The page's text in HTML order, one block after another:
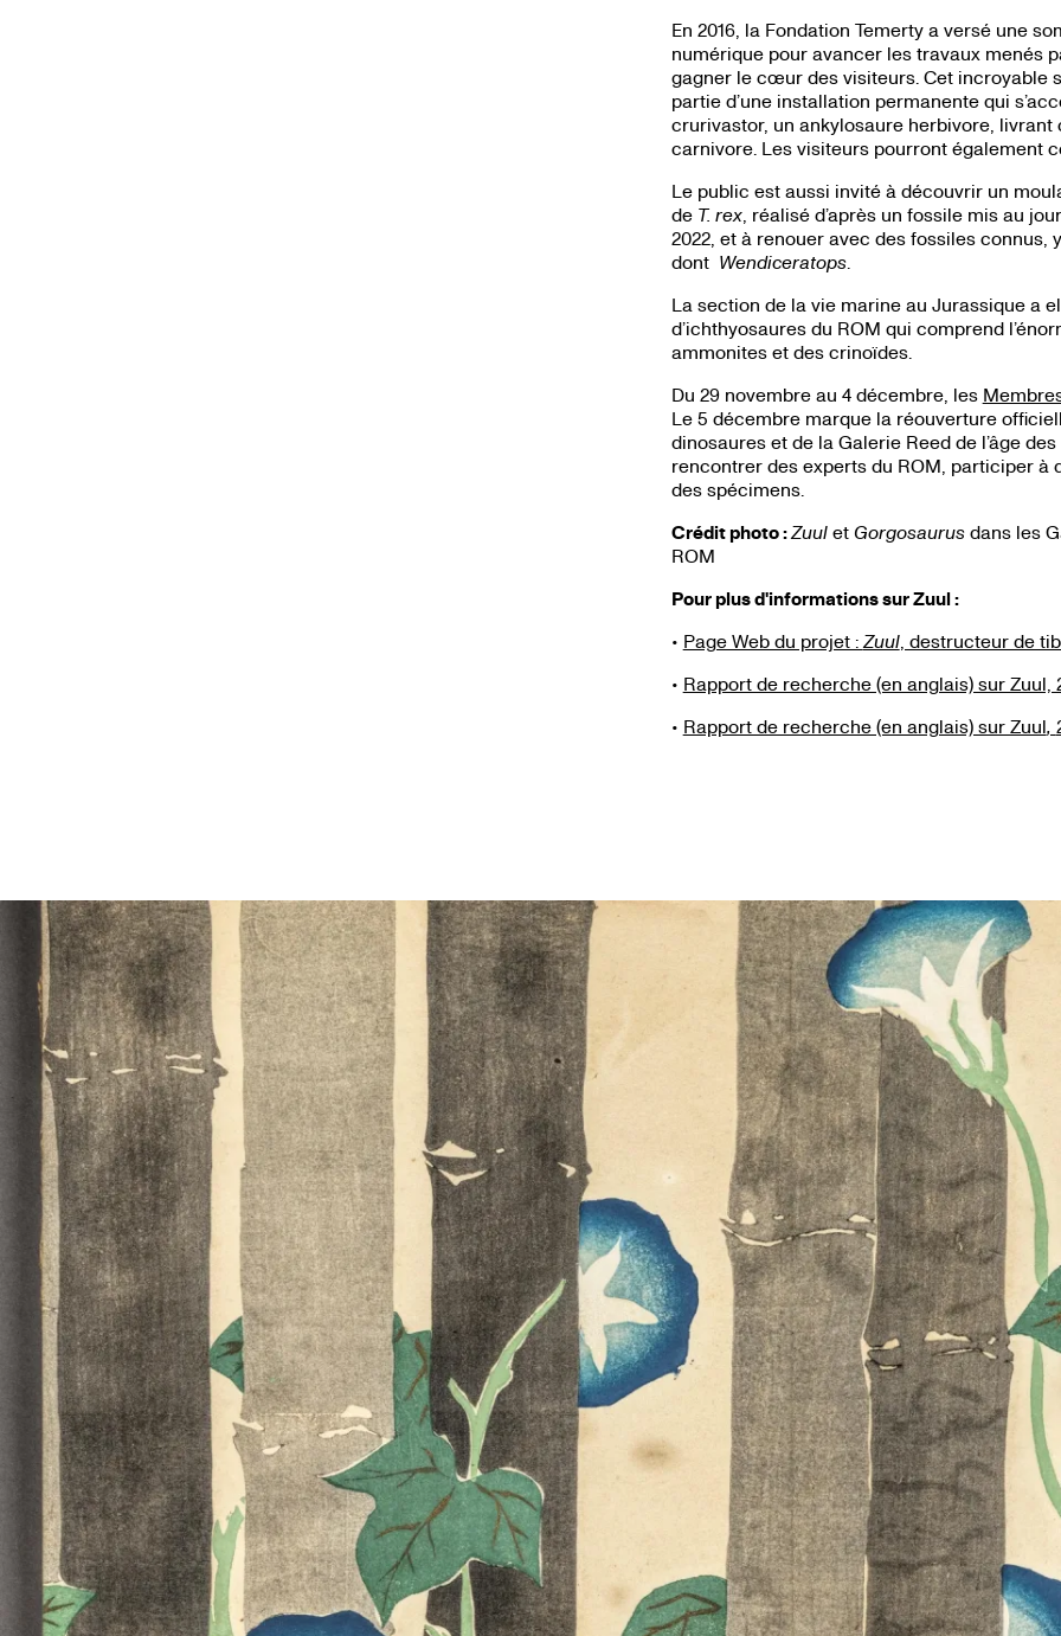
En 2016, la Fondation Temerty a versé une
numérique pour avancer les travaux menés
gagner le cœur des visiteurs. Cet incroyable
partie d’une installation permanente qui
crurivastor, un ankylosaure herbivore,
carnivore. Les visiteurs pourront également
Le public est aussi invité à découvrir un
de T. rex, réalisé d’après un fossile mis au
2022, et à renouer avec des fossiles
dont Wendiceratops.
La section de la vie marine au Jurassique a
d’ichthyosaures du ROM qui comprend
ammonites et des crinoïdes.
Du 29 novembre au 4 décembre, les
Le 5 décembre marque la réouverture
dinosaures et de la Galerie Reed de l’âge
rencontrer des experts du ROM, participer
des spécimens.
Crédit photo :Zuulet Gorgosaurusdans les
ROM
Pour plus d'informations sur Zuul :
• Page Web du projet : Zuul, destructeur de
• Rapport de recherche (en anglais) sur Zuul,
• Rapport de recherche (en anglais) sur Zuul,